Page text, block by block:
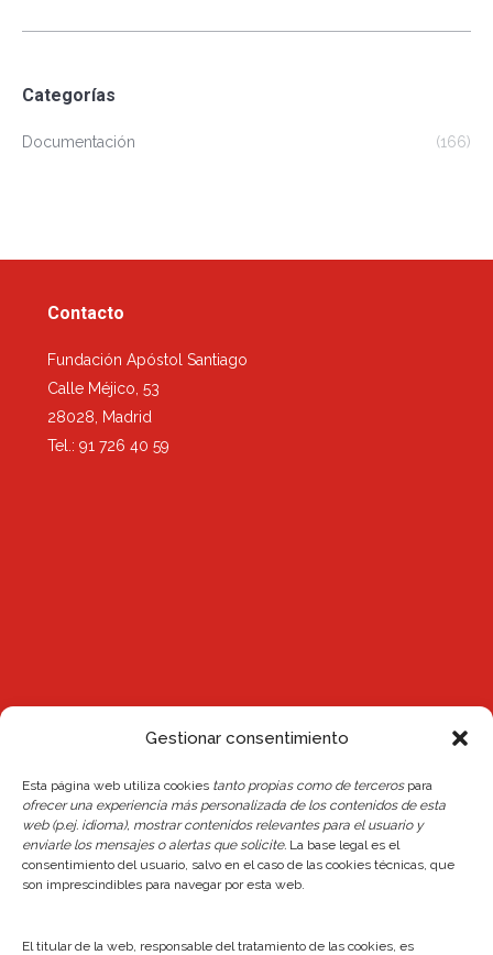
Gestionar consentimiento
Esta página web utiliza cookies tanto propias como de tercerospara
ofrecer una experiencia más personalizada de los contenidos de esta
web (p.ej. idioma), mostrar contenidos relevantes para el usuario y
enviarle los mensajes o alertas que solicite. La base legal es el
consentimiento del usuario, salvo en el caso de las cookies técnicas, que
son imprescindibles para navegar por esta web.
El titular de la web, responsable del tratamiento de las cookies, es
Categorías
Documentación (166)
Contacto
Fundación Apóstol Santiago
Calle Méjico, 53
28028, Madrid
Tel.: 91 726 40 59
Noticias
Reserva de plaza Escuelas 26/27
24 junio, 2026
Normativa de Reservas del Centro